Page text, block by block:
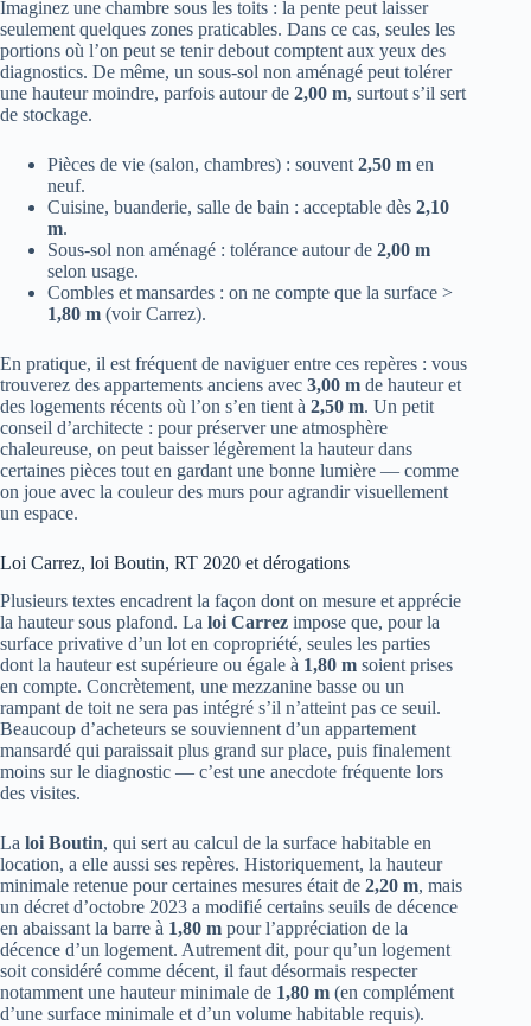
Imaginez une chambre sous les toits : la pente peut laisser
seulement quelques zones praticables. Dans ce cas, seules les
portions où l’on peut se tenir debout comptent aux yeux des
diagnostics. De même, un sous-sol non aménagé peut tolérer
une hauteur moindre, parfois autour de 2,00 m, surtout s’il sert
de stockage.
Pièces de vie (salon, chambres) : souvent 2,50 m en
neuf.
Cuisine, buanderie, salle de bain : acceptable dès 2,10
m.
Sous-sol non aménagé : tolérance autour de 2,00 m
selon usage.
Combles et mansardes : on ne compte que la surface >
1,80 m (voir Carrez).
En pratique, il est fréquent de naviguer entre ces repères : vous
trouverez des appartements anciens avec 3,00 m de hauteur et
des logements récents où l’on s’en tient à 2,50 m. Un petit
conseil d’architecte : pour préserver une atmosphère
chaleureuse, on peut baisser légèrement la hauteur dans
certaines pièces tout en gardant une bonne lumière — comme
on joue avec la couleur des murs pour agrandir visuellement
un espace.
Loi Carrez, loi Boutin, RT 2020 et dérogations
Plusieurs textes encadrent la façon dont on mesure et apprécie
la hauteur sous plafond. La loi Carrez impose que, pour la
surface privative d’un lot en copropriété, seules les parties
dont la hauteur est supérieure ou égale à 1,80 m soient prises
en compte. Concrètement, une mezzanine basse ou un
rampant de toit ne sera pas intégré s’il n’atteint pas ce seuil.
Beaucoup d’acheteurs se souviennent d’un appartement
mansardé qui paraissait plus grand sur place, puis finalement
moins sur le diagnostic — c’est une anecdote fréquente lors
des visites.
La loi Boutin, qui sert au calcul de la surface habitable en
location, a elle aussi ses repères. Historiquement, la hauteur
minimale retenue pour certaines mesures était de 2,20 m, mais
un décret d’octobre 2023 a modifié certains seuils de décence
en abaissant la barre à 1,80 m pour l’appréciation de la
décence d’un logement. Autrement dit, pour qu’un logement
soit considéré comme décent, il faut désormais respecter
notamment une hauteur minimale de 1,80 m (en complément
d’une surface minimale et d’un volume habitable requis).